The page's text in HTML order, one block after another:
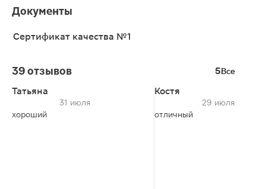
Документы
Сертификат качества №1
39 отзывов 5Все
Татьяна
31 июля
хороший
Костя
29 июля
отличный